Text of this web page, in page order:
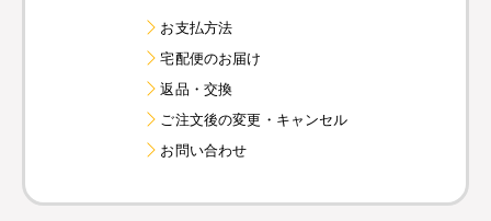
お支払方法
宅配便のお届け
返品・交換
ご注文後の変更・キャンセル
お問い合わせ